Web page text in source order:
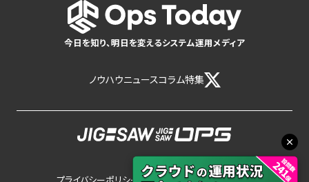
今日を知り、明日を変えるシステム運用メディア
ノウハウニュースコラム特集